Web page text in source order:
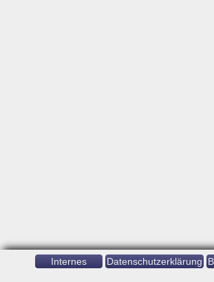
Internes Datenschutzerklärung